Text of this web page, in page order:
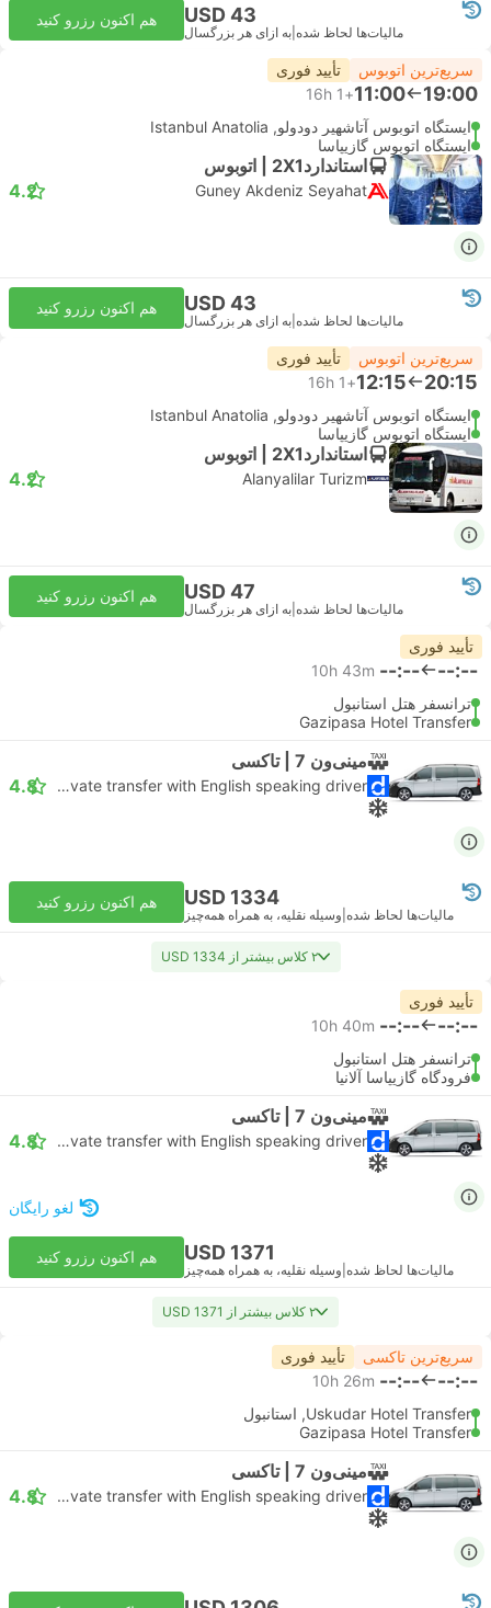
USD 43
مالیات‌ها لحاظ شده به ازای هر بزرگسال
هم اکنون رزرو کنید
سریع‌ترین اتوبوس تأیید فوری
19:00
11:00
+1
16h
ایستگاه اتوبوس آتاشهیر دودولو, Istanbul Anatolia
ایستگاه اتوبوس گازیپاسا
استاندارد2X1 | اتوبوس
Guney Akdeniz Seyahat
4.2
USD 43
مالیات‌ها لحاظ شده به ازای هر بزرگسال
هم اکنون رزرو کنید
سریع‌ترین اتوبوس تأیید فوری
20:15
12:15
+1
16h
ایستگاه اتوبوس آتاشهیر دودولو, Istanbul Anatolia
ایستگاه اتوبوس گازیپاسا
استاندارد2X1 | اتوبوس
Alanyalilar Turizm
4.2
USD 47
مالیات‌ها لحاظ شده به ازای هر بزرگسال
هم اکنون رزرو کنید
تأیید فوری
--:--
--:--
10h 43m
ترانسفر هتل استانبول
Gazipasa Hotel Transfer
مینی‌ون 7 | تاکسی
Daytrip private transfer with English speaking driver
4.8
USD 1334
مالیات‌ها لحاظ شده وسیله نقلیه، به همراه همه‌چیز
هم اکنون رزرو کنید
۲ کلاس بیشتر از USD 1334
تأیید فوری
--:--
--:--
10h 40m
ترانسفر هتل استانبول
فرودگاه گازیپاسا آلانیا
مینی‌ون 7 | تاکسی
Daytrip private transfer with English speaking driver
4.8
لغو رایگان
USD 1371
مالیات‌ها لحاظ شده وسیله نقلیه، به همراه همه‌چیز
هم اکنون رزرو کنید
۲ کلاس بیشتر از USD 1371
سریع‌ترین تاکسی تأیید فوری
--:--
--:--
10h 26m
Uskudar Hotel Transfer, استانبول
Gazipasa Hotel Transfer
مینی‌ون 7 | تاکسی
Daytrip private transfer with English speaking driver
4.8